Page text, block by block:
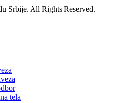
Srbije. All Rights Reserved.
tela